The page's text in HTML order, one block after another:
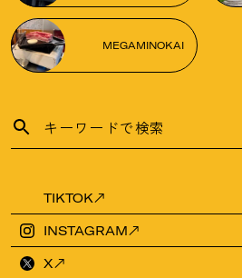
MEGAMINOKAI
TIKTOK
INSTAGRAM
X